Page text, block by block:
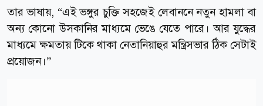
তার ভাষায়, “এই ভঙ্গুর চুক্তি সহজেই লেবাননে নতুন হামলা বা
অন্য কোনো উসকানির মাধ্যমে ভেঙে যেতে পারে। আর যুদ্ধের
মাধ্যমে ক্ষমতায় টিকে থাকা নেতানিয়াহুর মন্ত্রিসভার ঠিক সেটাই
প্রয়োজন।”